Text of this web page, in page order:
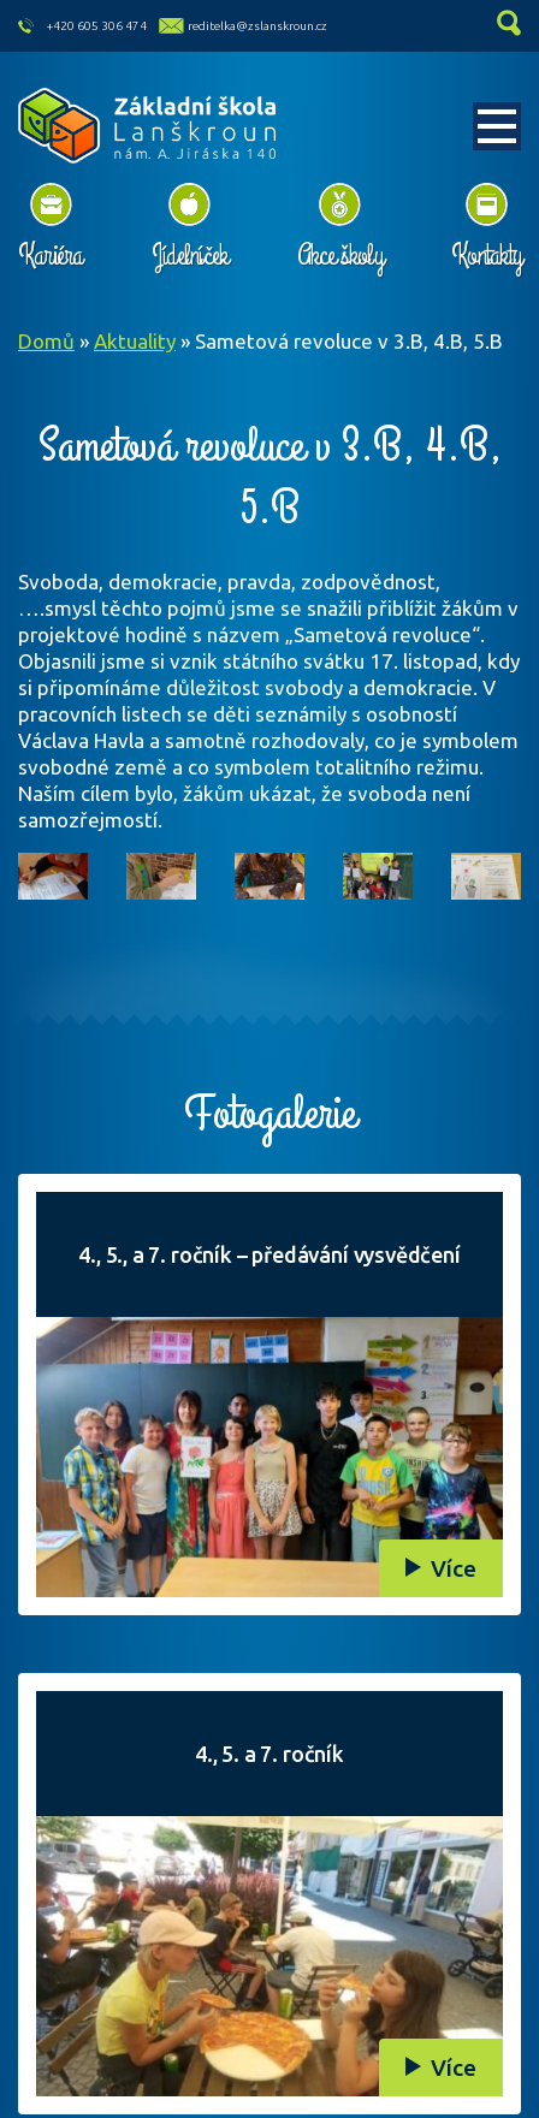
skip to main content
+420 605 306 474 reditelka@zslanskroun.cz
Kariéra Jídelníček Akce školy Kontakty
Domů » Aktuality » Sametová revoluce v 3.B, 4.B, 5.B
Sametová revoluce v 3.B, 4.B,
5.B
Svoboda, demokracie, pravda, zodpovědnost,
….smysl těchto pojmů jsme se snažili přiblížit žákům v
projektové hodině s názvem „Sametová revoluce“.
Objasnili jsme si vznik státního svátku 17. listopad, kdy
si připomínáme důležitost svobody a demokracie. V
pracovních listech se děti seznámily s osobností
Václava Havla a samotně rozhodovaly, co je symbolem
svobodné země a co symbolem totalitního režimu.
Naším cílem bylo, žákům ukázat, že svoboda není
samozřejmostí.
Fotogalerie
4., 5., a 7. ročník – předávání vysvědčení
Více
4., 5. a 7. ročník
Více